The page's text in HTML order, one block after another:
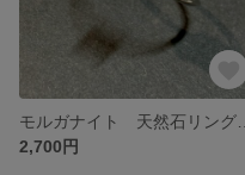
2,700円